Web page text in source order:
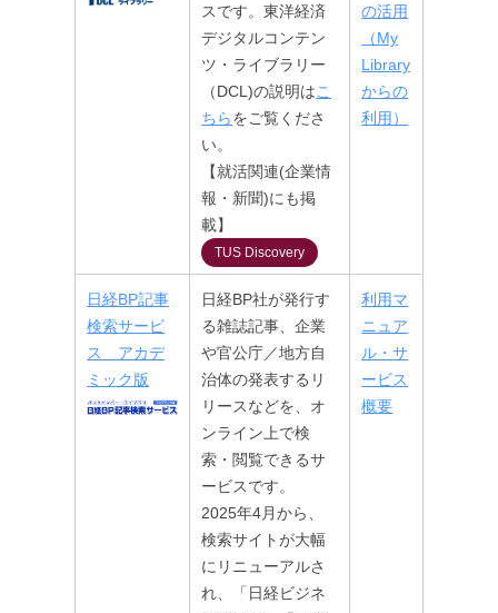
スです。東洋経済
デジタルコンテン
ツ・ライブラリー
（DCL)の説明はこ
ちらをご覧くださ
い。
【就活関連(企業情
報・新聞)にも掲
載】
TUS Discovery
の活用
（My
Library
からの
利用）
日経BP記事
検索サービ
ス アカデ
ミック版
日経BP社が発行す
る雑誌記事、企業
や官公庁／地方自
治体の発表するリ
リースなどを、オ
ンライン上で検
索・閲覧できるサ
ービスです。
2025年4月から、
検索サイトが大幅
にリニューアルさ
れ、「日経ビジネ
利用マ
ニュア
ル・サ
ービス
概要